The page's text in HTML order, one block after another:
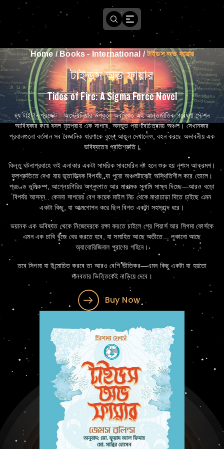
Home/Books - International/টাইডস অভ ফায়ার
টাইডস অভ ফায়ার
Tides of Fire: A Sigma Force Novel
দ্য টাইটান প্রজেক্ট—অস্ট্রেলিয়ার উপকূলে অবস্থিত এই আন্তর্জাতিক গবেষণা স্টেশন
আবিষ্কার করে বসল মৃতপ্রায় এক সাগরে, অদ্ভুত প্রাণবৈচিত্রময় অঞ্চল। সেখানকার
প্রবালগুলো বর্তমান সব বৈজ্ঞানিক ধারণাকে বুড়ো আঙুল দেখালেও, বহন করছে অভাবনীয় এক
ভবিষ্যতের প্রতিশ্রুতি।
কিন্তু ঘটনাপ্রবাহে ওই এলাকার একটা সামরিক সাবমেরিন নষ্ট হলে শুরু হয় নৃশংস আক্রমণ।
ফলশ্রুতিতে দেখা যায় ভূতাত্ত্বিক বিপর্যয়, যা পুরো অঞ্চলটাকেই অস্থিতিশীল করে তোলে।
প্রচণ্ড ভূমিকম্প, আগ্নেয়গিরির অগ্নুৎপাত আর মারাত্মক সুনামি সাক্ষ্য দিচ্ছে—আরও বড়ো
বিপর্যয় আসন্ন.. কেননা সাগরের বেশ কয়েক মাইল নিচ থেকে মাথাচাড়া দিতে চাইছে এমন
একটা কিছু, যা আত্মগোপন করে ছিল বিগত একটা সহস্রাব্দ ধরে।
ভয়ানক এক ভবিষ্যত থেকে নিজেদেরকে রক্ষা করতে চাইলে গ্রে পিয়ার্স আর সিগমা ফোর্সকে
এমন এক চাবি খুঁজে বের করতে হবে, যা সমাহিত আছে অতীতে... লুকানো আছে
অ্যাবোরিজিনাল পুরাণের গহিনে।
তবে সিগমা যা উন্মোচিত করবে তা আরও বেশি ভীতিকর—এমন কিছু একটা যা হয়তো
মানবতার ভিত্তিকেই নাড়িয়ে দেবে।
Buy Now